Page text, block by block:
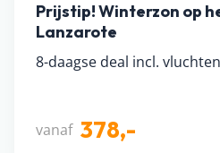
Prijstip! Winterzon op
Lanzarote
8-daagse deal incl.
vanaf 378,-